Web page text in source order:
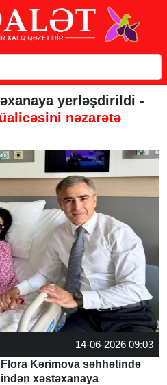
yerləşdirildi -
nəzarətə
14-06-2026 09:03
Kərimova səhhətində
xəstəxanaya